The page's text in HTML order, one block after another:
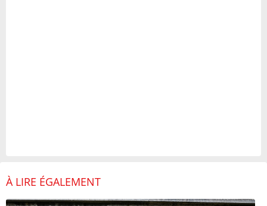
À LIRE ÉGALEMENT